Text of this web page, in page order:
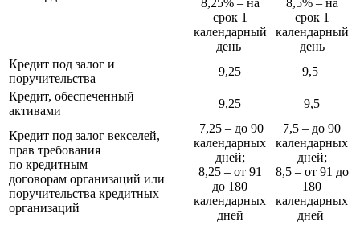
срок 1
календарный
день
срок 1
календарный
день
Кредит под залог и
поручительства
9,25
9,5
Кредит, обеспеченный
активами
9,25 9,5
Кредит под залог векселей,
прав требования
по кредитным
договорам организаций или
поручительства кредитных
организаций
7,25 – до 90
календарных
дней;
8,25 – от 91
до 180
календарных
дней
7,5 – до 90
календарных
дней;
8,5 – от 91 до
180
календарных
дней